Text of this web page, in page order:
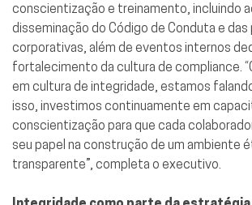
conscientização e treinamento, incluindo
disseminação do Código de Conduta e
corporativas, além de eventos internos
fortalecimento da cultura de compliance.
em cultura de integridade, estamos
isso, investimos continuamente em
conscientização para que cada
seu papel na construção de um ambiente
transparente”, completa o executivo.